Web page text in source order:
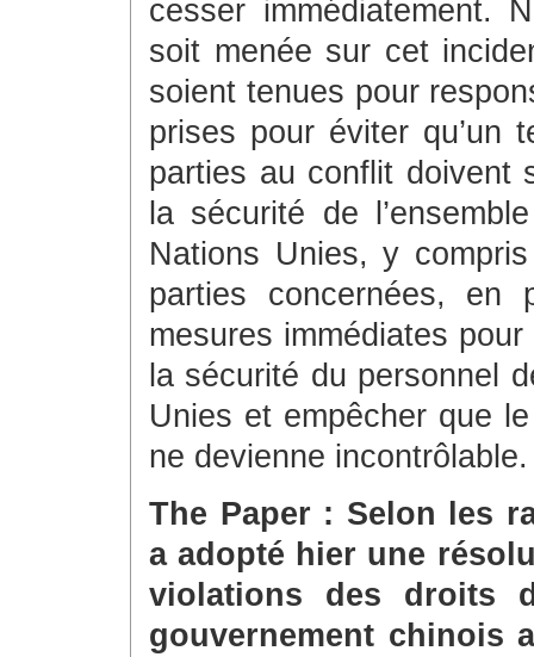
cesser immédiatement.
soit menée sur cet
soient tenues pour
prises pour éviter qu’un
parties au conflit doivent
la sécurité de
Nations Unies, y
parties concernées, en
mesures immédiates
la sécurité du personnel
Unies et empêcher que
ne devienne incontrôlable.
The Paper : Selon les
a adopté hier une
violations des droits
gouvernement chinois